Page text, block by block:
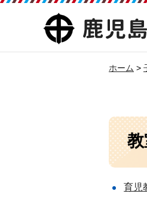
鹿児島市
ホーム >
育児